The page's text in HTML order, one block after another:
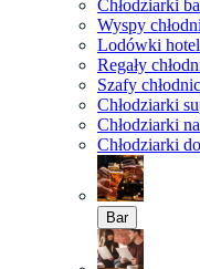
Chłodziarki
Wyspy
Lodówki
Regały
Szafy
Chłodziarki
Chłodziarki
Chłodziarki
Bar